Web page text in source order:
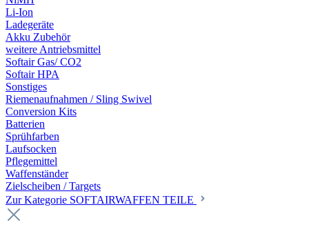
Li-Ion
Ladegeräte
Akku Zubehör
weitere Antriebsmittel
Softair Gas/ CO2
Softair HPA
Sonstiges
Riemenaufnahmen / Sling Swivel
Conversion Kits
Batterien
Sprühfarben
Laufsocken
Pflegemittel
Waffenständer
Zielscheiben / Targets
Zur Kategorie SOFTAIRWAFFEN TEILE